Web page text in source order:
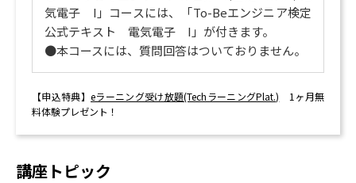
気電子 I」コースには、「To-Beエンジニア検定
公式テキスト 電気電子 I」が付きます。
●本コースには、質問回答はついておりません。
【申込特典】 eラーニング受け放題(TechラーニングPlat.) 1ヶ月無
料体験プレゼント！
講座トピック